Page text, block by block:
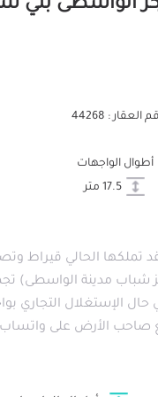
العقار : 44268
أطوال الواجهات
17.5 متر
مدينة الواسطى)
على واتساب 01061372737